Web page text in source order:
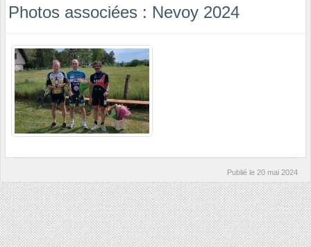
Photos associées : Nevoy 2024
Publié le 20 mai 2024